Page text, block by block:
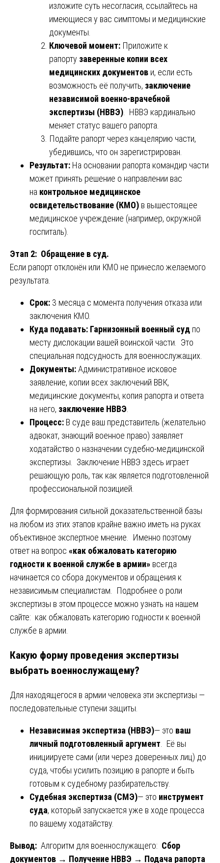
изложите суть несогласия, ссылайтесь на
имеющиеся у вас симптомы и медицинские
документы.
Ключевой момент: Приложите к
рапорту заверенные копии всех
медицинских документов и, если есть
возможность её получить, заключение
независимой военно-врачебной
экспертизы (НВВЭ). НВВЭ кардинально
меняет статус вашего рапорта.
Подайте рапорт через канцелярию части,
убедившись, что он зарегистрирован.
Результат: На основании рапорта командир части
может принять решение о направлении вас
на контрольное медицинское
освидетельствование (КМО) в вышестоящее
медицинское учреждение (например, окружной
госпиталь).
Этап 2: Обращение в суд.
Если рапорт отклонён или КМО не принесло желаемого
результата.
Срок: 3 месяца с момента получения отказа или
заключения КМО.
Куда подавать: Гарнизонный военный суд по
месту дислокации вашей воинской части. Это
специальная подсудность для военнослужащих.
Документы:Административное исковое
заявление, копии всех заключений ВВК,
медицинские документы, копия рапорта и ответа
на него, заключение НВВЭ.
Процесс: В суде ваш представитель (желательно
адвокат, знающий военное право) заявляет
ходатайство о назначении судебно-медицинской
экспертизы. Заключение НВВЭ здесь играет
решающую роль, так как является подготовленной
профессиональной позицией.
Для формирования сильной доказательственной базы
на любом из этих этапов крайне важно иметь на руках
объективное экспертное мнение. Именно поэтому
ответ на вопрос «как обжаловать категорию
годности к военной службе в армии» всегда
начинается со сбора документов и обращения к
независимым специалистам. Подробнее о роли
экспертизы в этом процессе можно узнать на нашем
сайте: как обжаловать категорию годности к военной
службе в армии.
Какую форму проведения экспертизы
выбрать военнослужащему?
Для находящегося в армии человека эти экспертизы —
последовательные ступени защиты.
Независимая экспертиза (НВВЭ)— это ваш
личный подготовленный аргумент. Её вы
инициируете сами (или через доверенных лиц) до
суда, чтобы усилить позицию в рапорте и быть
готовым к судебному разбирательству.
Судебная экспертиза (СМЭ)— это инструмент
суда, который запускается уже в ходе процесса
по вашему ходатайству.
Вывод: Алгоритм для военнослужащего: Сбор
документов → Получение НВВЭ → Подача рапорта